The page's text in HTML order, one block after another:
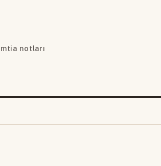
notları